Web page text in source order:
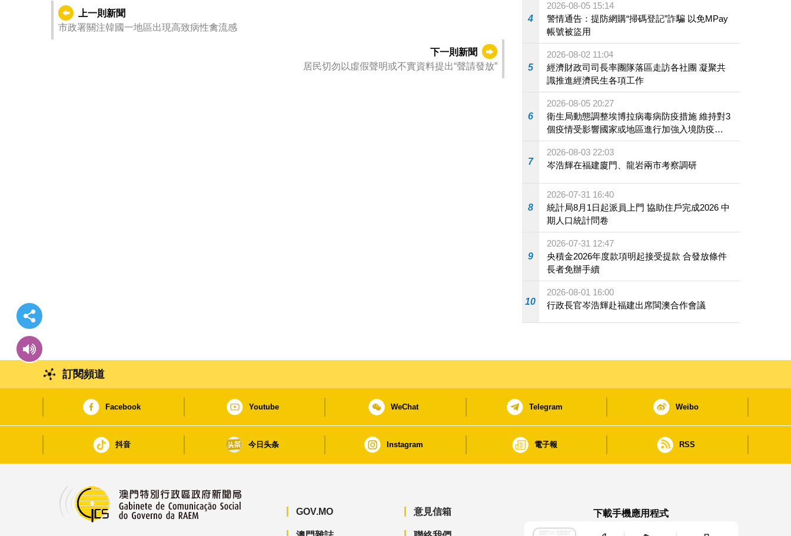
上一則新聞
市政署關注韓國一地區出現高致病性禽流感
下一則新聞
居民切勿以虛假聲明或不實資料提出“聲請發放”
4
2026-08-05 15:14
警情通告：提防網購“掃碼登記”詐騙 以免MPay
帳號被盜用
5
2026-08-02 11:04
經濟財政司司長率團隊落區走訪各社團 凝聚共
識推進經濟民生各項工作
6
2026-08-05 20:27
衛生局動態調整埃博拉病毒病防疫措施 維持對3
個疫情受影響國家或地區進行加強入境防疫措
施
7
2026-08-03 22:03
岑浩輝在福建廈門、龍岩兩市考察調研
8
2026-07-31 16:40
統計局8月1日起派員上門 協助住戶完成2026 中
期人口統計問卷
9
2026-07-31 12:47
央積金2026年度款項明起接受提款 合發放條件
長者免辦手續
10
2026-08-01 16:00
行政長官岑浩輝赴福建出席閩澳合作會議
訂閱頻道
Facebook Youtube WeChat Telegram Weibo
抖音 今日头条 Instagram 電子報 RSS
GOV.MO 意見信箱
下載手機應用程式